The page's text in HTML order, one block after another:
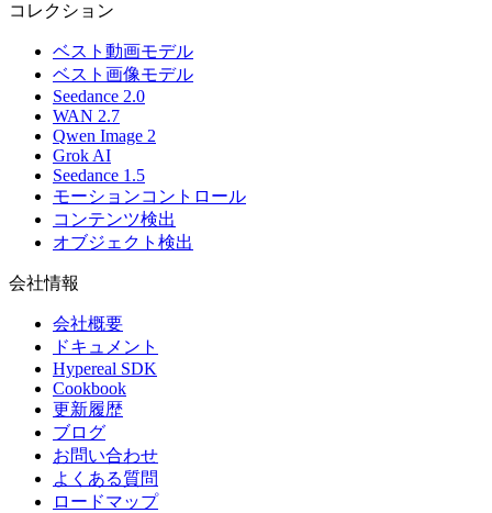
コレクション
ベスト動画モデル
ベスト画像モデル
Seedance 2.0
WAN 2.7
Qwen Image 2
Grok AI
Seedance 1.5
モーションコントロール
コンテンツ検出
オブジェクト検出
会社情報
会社概要
ドキュメント
Hypereal SDK
Cookbook
更新履歴
ブログ
お問い合わせ
よくある質問
ロードマップ